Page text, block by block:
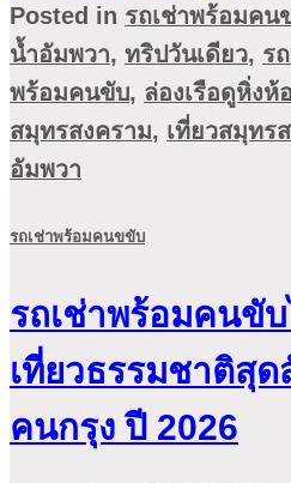
Posted in รถเช่าพร้อมคน
น้ำอัมพวา, ทริปวันเดียว, ร
พร้อมคนขับ, ล่องเรือดูหิ่งห้
สมุทรสงคราม, เที่ยวสมุทร
อัมพวา
รถเช่าพร้อมคนขขับ
รถเช่าพร้อมคนขั
เที่ยวธรรมชาติสุ
คนกรุง ปี 2026